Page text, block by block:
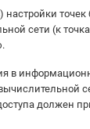
сети (к
должен